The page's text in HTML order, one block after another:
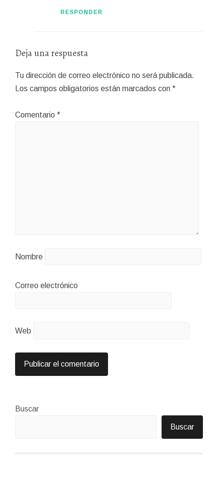
RESPONDER
Deja una respuesta
Tu dirección de correo electrónico no será publicada.
Los campos obligatorios están marcados con*
Comentario*
Nombre
Correo electrónico
Web
Buscar
Buscar